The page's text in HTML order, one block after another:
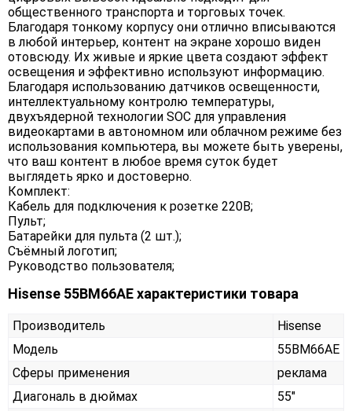
общественного транспорта и торговых точек.
Благодаря тонкому корпусу они отлично вписываются
в любой интерьер, контент на экране хорошо виден
отовсюду. Их живые и яркие цвета создают эффект
освещения и эффективно используют информацию.
Благодаря использованию датчиков освещенности,
интеллектуальному контролю температуры,
двухъядерной технологии SOC для управления
видеокартами в автономном или облачном режиме без
использования компьютера, вы можете быть уверены,
что ваш контент в любое время суток будет
выглядеть ярко и достоверно.
Комплект:
Кабель для подключения к розетке 220В;
Пульт;
Батарейки для пульта (2 шт.);
Съёмный логотип;
Руководство пользователя;
Hisense 55BM66AE характеристики товара
Производитель
Hisense
Модель
55BM66AE
Сферы применения
реклама
Диагональ в дюймах
55"